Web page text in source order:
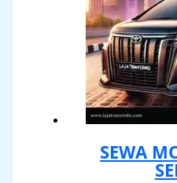
SEWA